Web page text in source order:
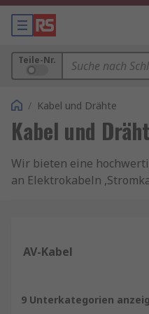
Teile-Nr.
/ Kabel und Drähte
Kabel und
Wir bieten eine
an Elektrokabeln
einschließlich
Zubehörteile, die Sie
AV-Kabel
9 Unterkategorien